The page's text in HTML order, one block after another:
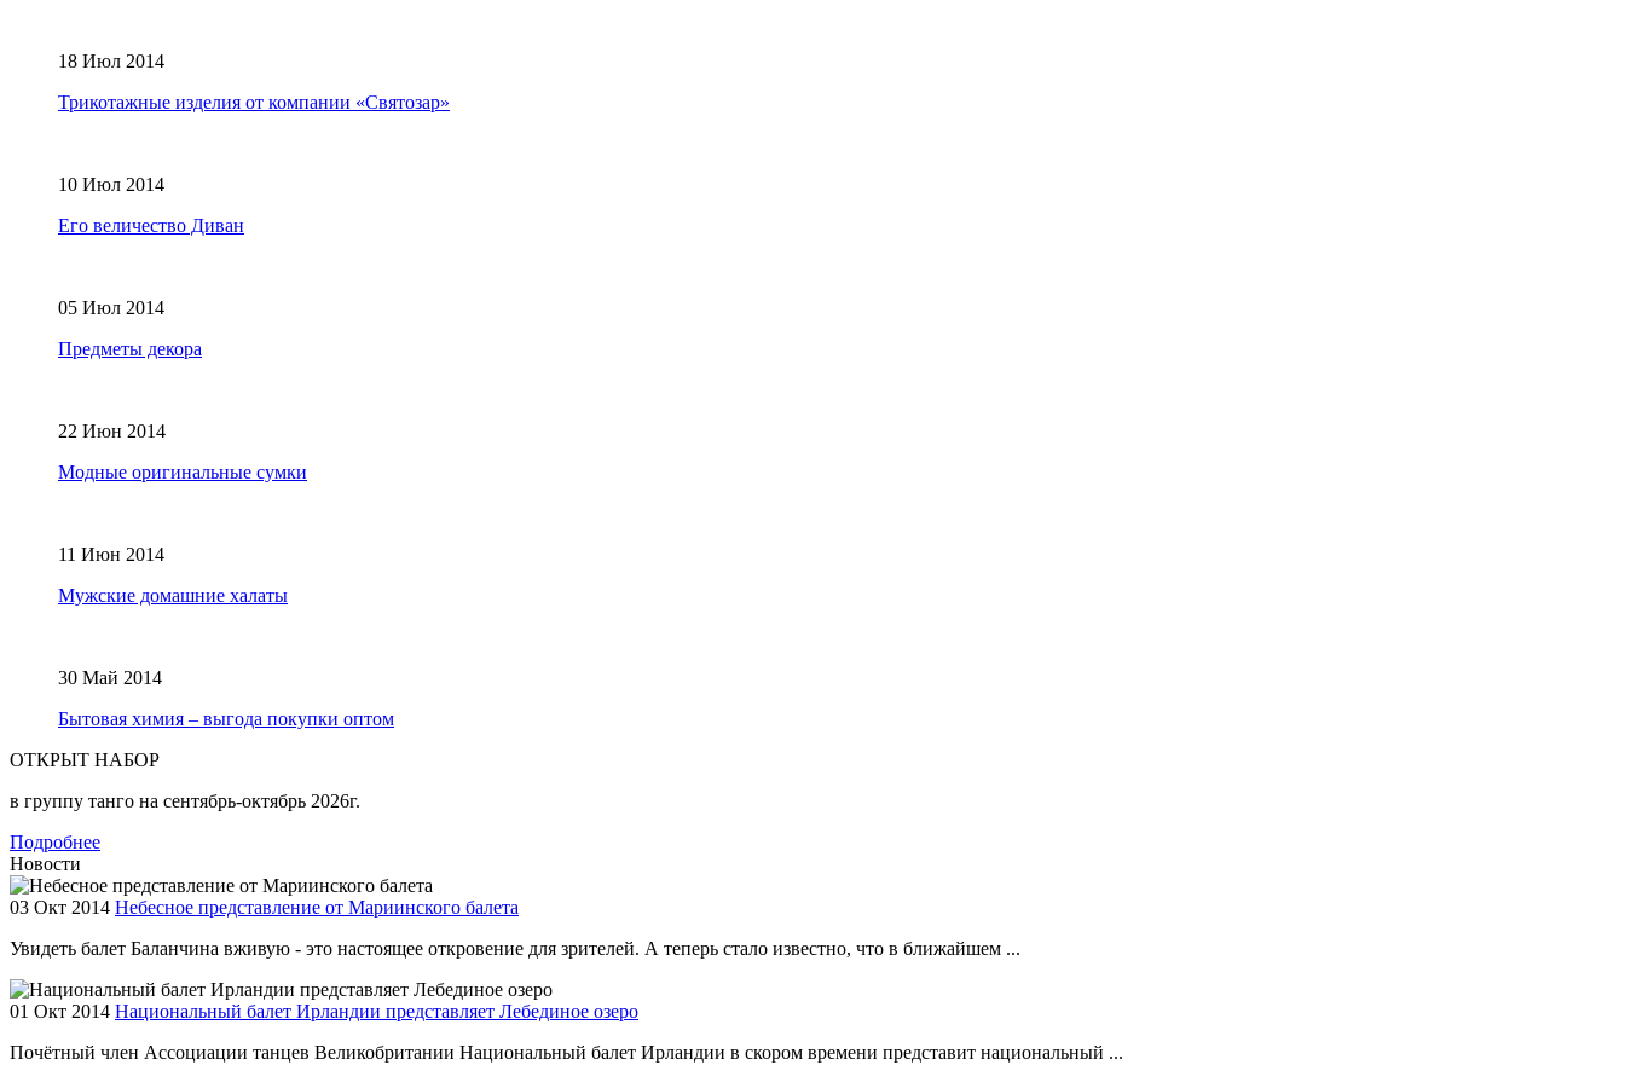
18 Июл 2014
Трикотажные изделия от компании «Святозар»
10 Июл 2014
Его величество Диван
05 Июл 2014
Предметы декора
22 Июн 2014
Модные оригинальные сумки
11 Июн 2014
Мужские домашние халаты
30 Май 2014
Бытовая химия – выгода покупки оптом
ОТКРЫТ НАБОР
в группу танго на сентябрь-октябрь 2026г.
Подробнее
Новости
03 Окт 2014 Небесное представление от Мариинского балета
Увидеть балет Баланчина вживую - это настоящее откровение для зрителей. А теперь стало известно, что в ближайшем ...
01 Окт 2014 Национальный балет Ирландии представляет Лебединое озеро
Почётный член Ассоциации танцев Великобритании Национальный балет Ирландии в скором времени представит национальный ...